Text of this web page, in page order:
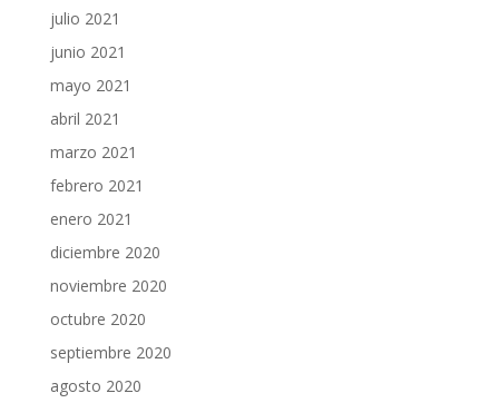
julio 2021
junio 2021
mayo 2021
abril 2021
marzo 2021
febrero 2021
enero 2021
diciembre 2020
noviembre 2020
octubre 2020
septiembre 2020
agosto 2020